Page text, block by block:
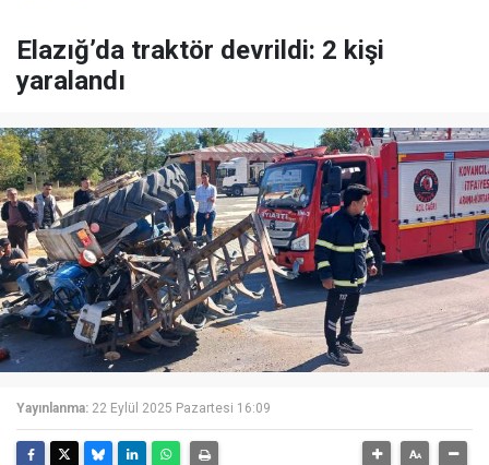
Elazığ’da traktör devrildi: 2 kişi
yaralandı
Yayınlanma: 22 Eylül 2025 Pazartesi 16:09